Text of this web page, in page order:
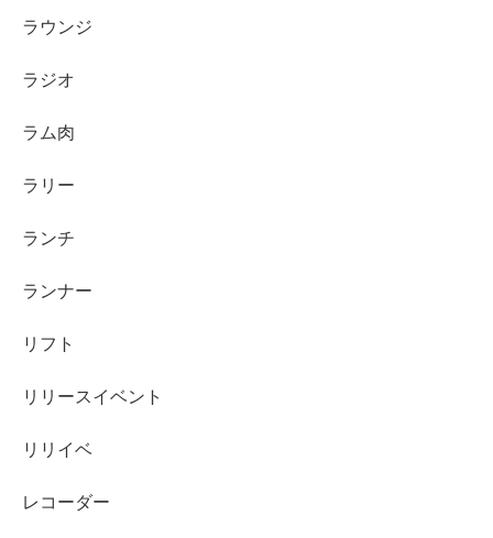
ラウンジ
ラジオ
ラム肉
ラリー
ランチ
ランナー
リフト
リリースイベント
リリイベ
レコーダー